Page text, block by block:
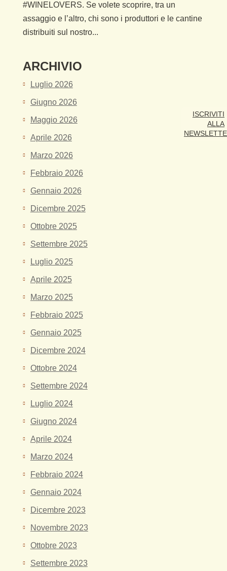
#WINELOVERS. Se volete scoprire, tra un
assaggio e l’altro, chi sono i produttori e le cantine
distribuiti sul nostro...
ARCHIVIO
Luglio 2026
Giugno 2026
Maggio 2026
Aprile 2026
Marzo 2026
Febbraio 2026
Gennaio 2026
Dicembre 2025
Ottobre 2025
Settembre 2025
Luglio 2025
Aprile 2025
Marzo 2025
Febbraio 2025
Gennaio 2025
Dicembre 2024
Ottobre 2024
Settembre 2024
Luglio 2024
Giugno 2024
Aprile 2024
Marzo 2024
Febbraio 2024
Gennaio 2024
Dicembre 2023
Novembre 2023
Ottobre 2023
Settembre 2023
ISCRIVITI
ALLA